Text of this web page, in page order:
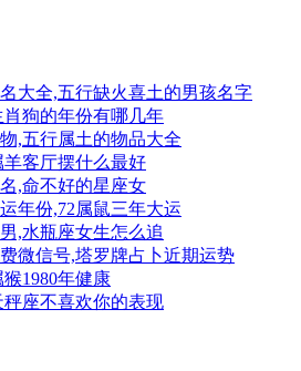
大全,五行缺火喜土的男孩名字
狗的年份有哪几年
,五行属土的物品大全
客厅摆什么最好
,命不好的星座女
年份,72属鼠三年大运
,水瓶座女生怎么追
微信号,塔罗牌占卜近期运势
1980年健康
座不喜欢你的表现